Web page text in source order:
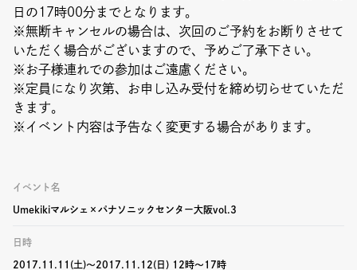
日の17時00分までとなります。
※無断キャンセルの場合は、次回のご予約をお断りさせて
いただく場合がございますので、予めご了承下さい。
※お子様連れでの参加はご遠慮ください。
※定員になり次第、お申し込み受付を締め切らせていただ
きます。
※イベント内容は予告なく変更する場合があります。
イベント名
Umekikiマルシェ×パナソニックセンター大阪vol.3
日時
2017.11.11(土)〜2017.11.12(日) 12時〜17時